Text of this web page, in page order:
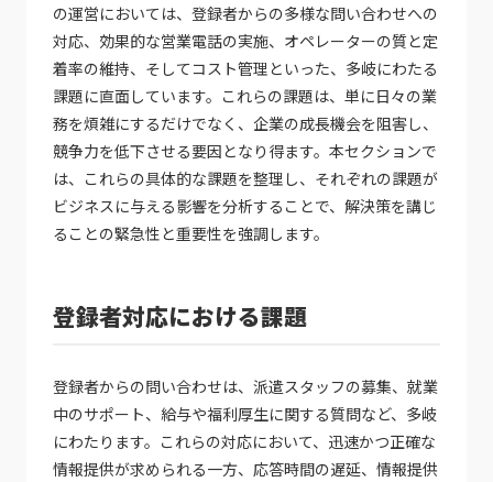
の運営においては、登録者からの多様な問い合わせへの
対応、効果的な営業電話の実施、オペレーターの質と定
着率の維持、そしてコスト管理といった、多岐にわたる
課題に直面しています。これらの課題は、単に日々の業
務を煩雑にするだけでなく、企業の成長機会を阻害し、
競争力を低下させる要因となり得ます。本セクションで
は、これらの具体的な課題を整理し、それぞれの課題が
ビジネスに与える影響を分析することで、解決策を講じ
ることの緊急性と重要性を強調します。
登録者対応における課題
登録者からの問い合わせは、派遣スタッフの募集、就業
中のサポート、給与や福利厚生に関する質問など、多岐
にわたります。これらの対応において、迅速かつ正確な
情報提供が求められる一方、応答時間の遅延、情報提供